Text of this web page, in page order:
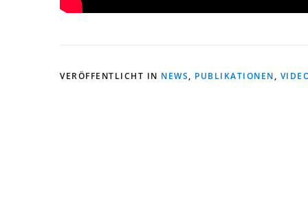
VERÖFFENTLICHT IN NEWS, PUBLIKATIONEN,